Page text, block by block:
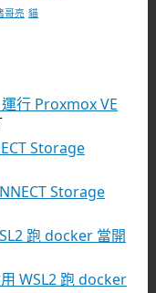
哥亮 貓
行 Proxmox VE
Storage
Storage
跑 docker 當開
WSL2 跑 docker